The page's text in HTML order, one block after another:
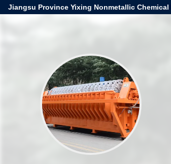
Jiangsu Province Yixing Nonmetallic